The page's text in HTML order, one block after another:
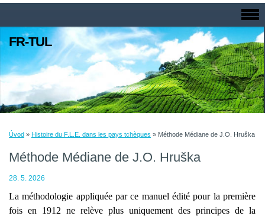
FR-TUL
Úvod » Histoire du F.L.E. dans les pays tchèques » Méthode Médiane de J.O. Hruška
Méthode Médiane de J.O. Hruška
28. 5. 2026
La méthodologie appliquée par ce manuel édité pour la première
fois en 1912 ne relève plus uniquement des principes de la